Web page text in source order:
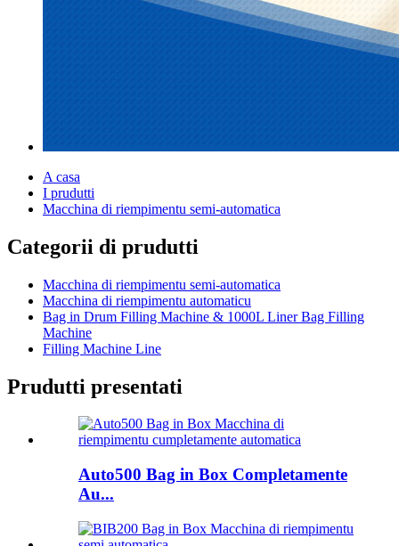
A casa
I prudutti
Macchina di riempimentu semi-automatica
Categorii di prudutti
Macchina di riempimentu semi-automatica
Macchina di riempimentu automaticu
Bag in Drum Filling Machine & 1000L Liner Bag Filling
Machine
Filling Machine Line
Prudutti presentati
Auto500 Bag in Box Completamente
Au...